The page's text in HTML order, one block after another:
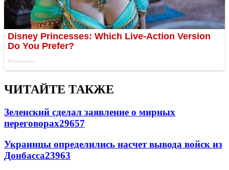
ЧИТАЙТЕ ТАКЖЕ
Зеленский сделал заявление о мирных
переговорах29657
Украинцы определились насчет вывода войск из
Донбасса23963